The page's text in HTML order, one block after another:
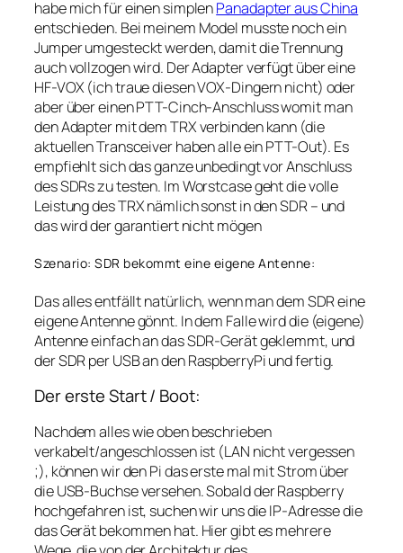
habe mich für einen simplenPanadapter aus China
entschieden. Bei meinem Model musste noch ein
Jumper umgesteckt werden, damit die Trennung
auch vollzogen wird. Der Adapter verfügt über eine
HF-VOX (ich traue diesen VOX-Dingern nicht) oder
aber über einen PTT-Cinch-Anschluss womit man
den Adapter mit dem TRX verbinden kann (die
aktuellen Transceiver haben alle ein PTT-Out). Es
empfiehlt sich das ganze unbedingt vor Anschluss
des SDRs zu testen. Im Worstcase geht die volle
Leistung des TRX nämlich sonst in den SDR – und
das wird der garantiert nicht mögen
Szenario: SDR bekommt eine eigene Antenne:
Das alles entfällt natürlich, wenn man dem SDR eine
eigene Antenne gönnt. In dem Falle wird die (eigene)
Antenne einfach an das SDR-Gerät geklemmt, und
der SDR per USB an den RaspberryPi und fertig.
Der erste Start / Boot:
Nachdem alles wie oben beschrieben
verkabelt/angeschlossen ist (LAN nicht vergessen
;), können wir den Pi das erste mal mit Strom über
die USB-Buchse versehen. Sobald der Raspberry
hochgefahren ist, suchen wir uns die IP-Adresse die
das Gerät bekommen hat. Hier gibt es mehrere